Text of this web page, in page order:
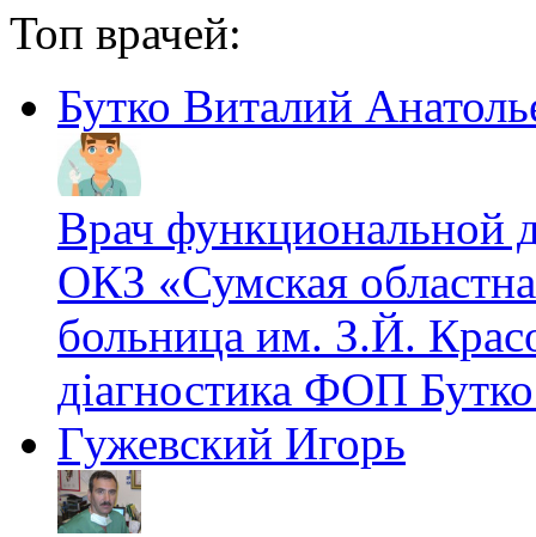
Топ врачей:
Бутко Виталий
Врач функциональной
ОКЗ «Сумская
больница им. З.Й.
діагностика ФОП
Гужевский Игорь